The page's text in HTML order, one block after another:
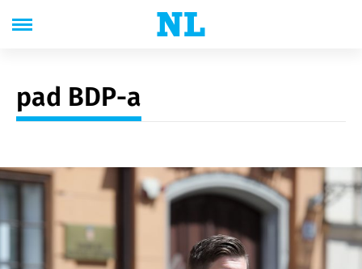
pad BDP-a